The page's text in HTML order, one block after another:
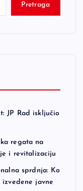
Pretraga
JP Rad isključio
regata na
i revitalizaciju
sprdnja: Ko
javne